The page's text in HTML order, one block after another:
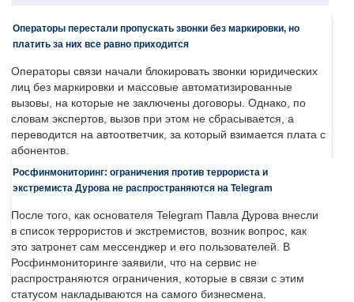
Операторы перестали пропускать звонки без маркировки, но
платить за них все равно приходится
Операторы связи начали блокировать звонки юридических
лиц без маркировки и массовые автоматизированные
вызовы, на которые не заключены договоры. Однако, по
словам экспертов, вызов при этом не сбрасывается, а
переводится на автоответчик, за который взимается плата с
абонентов.
Росфинмониторинг: ограничения против террориста и
экстремиста Дурова не распространяются на Telegram
После того, как основателя Telegram Павла Дурова внесли
в список террористов и экстремистов, возник вопрос, как
это затронет сам мессенджер и его пользователей. В
Росфинмониторинге заявили, что на сервис не
распространяются ограничения, которые в связи с этим
статусом накладываются на самого бизнесмена.